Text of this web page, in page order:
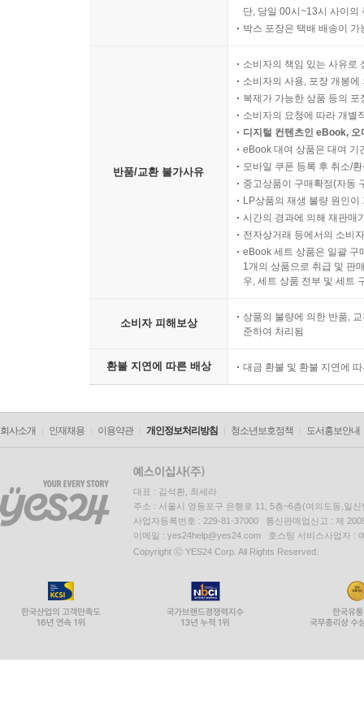
단, 당일 00시~13시 사이의
박스 포장은 택배 배송이
반품/교환 불가사유
소비자의 책임 있는 사유로
소비자의 사용, 포장 개봉
복제가 가능한 상품 등의
소비자의 요청에 따라 개별
디지털 컨텐츠인 eBook,
eBook 대여 상품은 대여 기
모바일 쿠폰 등록 후 취소/
중고상품이 구매확정(자동
LP상품의 재생 불량 원인
시간의 경과에 의해 재판매
전자상거래 등에서의 소비
eBook 세트 상품은 일괄 구
1개의 상품으로 취급 및 판
우, 세트 상품 전부 및 세트
소비자 피해보상
상품의 불량에 의한 반품,
준하여 처리됨
환불 지연에 따른 배상 대금 환불 및 환불 지연에
회사소개 인재채용 이용약관 개인정보처리방침 청소년보호정책 도서홍보안내
대표 : 김석환, 최세라
주소 : 서울시 영등포구 은행로 11, 5층~6층(여의도동,일신
사업자등록번호 : 229-81-37000 통신판매업신고 : 제
이메일 : yes24help@yes24.com 호스팅 서비스사업자 :
Copyright ⓒ YES24 Corp. All Rights Reserved.